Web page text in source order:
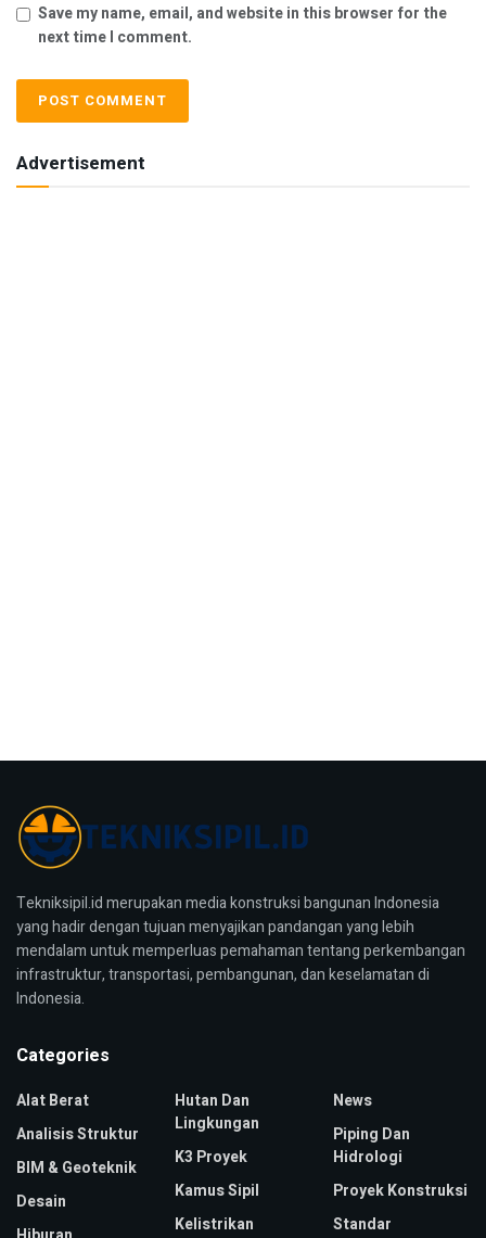
Save my name, email, and website in this browser for the
next time I comment.
Advertisement
Tekniksipil.id merupakan media konstruksi bangunan Indonesia
yang hadir dengan tujuan menyajikan pandangan yang lebih
mendalam untuk memperluas pemahaman tentang perkembangan
infrastruktur, transportasi, pembangunan, dan keselamatan di
Indonesia.
Categories
Alat Berat
Analisis Struktur
BIM & Geoteknik
Desain
Hutan Dan
Lingkungan
K3 Proyek
Kamus Sipil
Kelistrikan
News
Piping Dan
Hidrologi
Proyek Konstruksi
Standar